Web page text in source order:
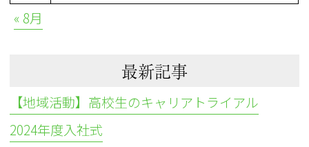
« 8月
最新記事
【地域活動】高校生のキャリアトライアル
2024年度入社式